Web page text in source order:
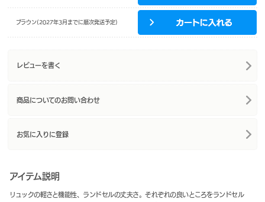
ブラウン(2027年3月までに順次発送予定)
レビューを書く
商品についてのお問い合わせ
お気に入りに登録
アイテム説明
リュックの軽さと機能性、ランドセルの丈夫さ。それぞれの良いところをランドセル